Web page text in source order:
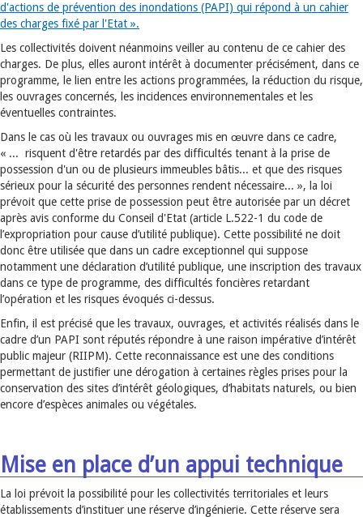
d'actions de prévention des inondations (PAPI) qui répond à un cahier
des charges fixé par l'Etat ».
Les collectivités doivent néanmoins veiller au contenu de ce cahier des
charges. De plus, elles auront intérêt à documenter précisément, dans ce
programme, le lien entre les actions programmées, la réduction du risque,
les ouvrages concernés, les incidences environnementales et les
éventuelles contraintes.
Dans le cas où les travaux ou ouvrages mis en œuvre dans ce cadre,
« ... risquent d'être retardés par des difficultés tenant à la prise de
possession d'un ou de plusieurs immeubles bâtis... et que des risques
sérieux pour la sécurité des personnes rendent nécessaire... », la loi
prévoit que cette prise de possession peut être autorisée par un décret
après avis conforme du Conseil d'Etat (article L.522-1 du code de
l’expropriation pour cause d’utilité publique). Cette possibilité ne doit
donc être utilisée que dans un cadre exceptionnel qui suppose
notamment une déclaration d’utilité publique, une inscription des travaux
dans ce type de programme, des difficultés foncières retardant
l’opération et les risques évoqués ci-dessus.
Enfin, il est précisé que les travaux, ouvrages, et activités réalisés dans le
cadre d’un PAPI sont réputés répondre à une raison impérative d’intérêt
public majeur (RIIPM). Cette reconnaissance est une des conditions
permettant de justifier une dérogation à certaines règles prises pour la
conservation des sites d’intérêt géologiques, d’habitats naturels, ou bien
encore d’espèces animales ou végétales.
Mise en place d’un appui technique
La loi prévoit la possibilité pour les collectivités territoriales et leurs
établissements d’instituer une réserve d’ingénierie. Cette réserve sera